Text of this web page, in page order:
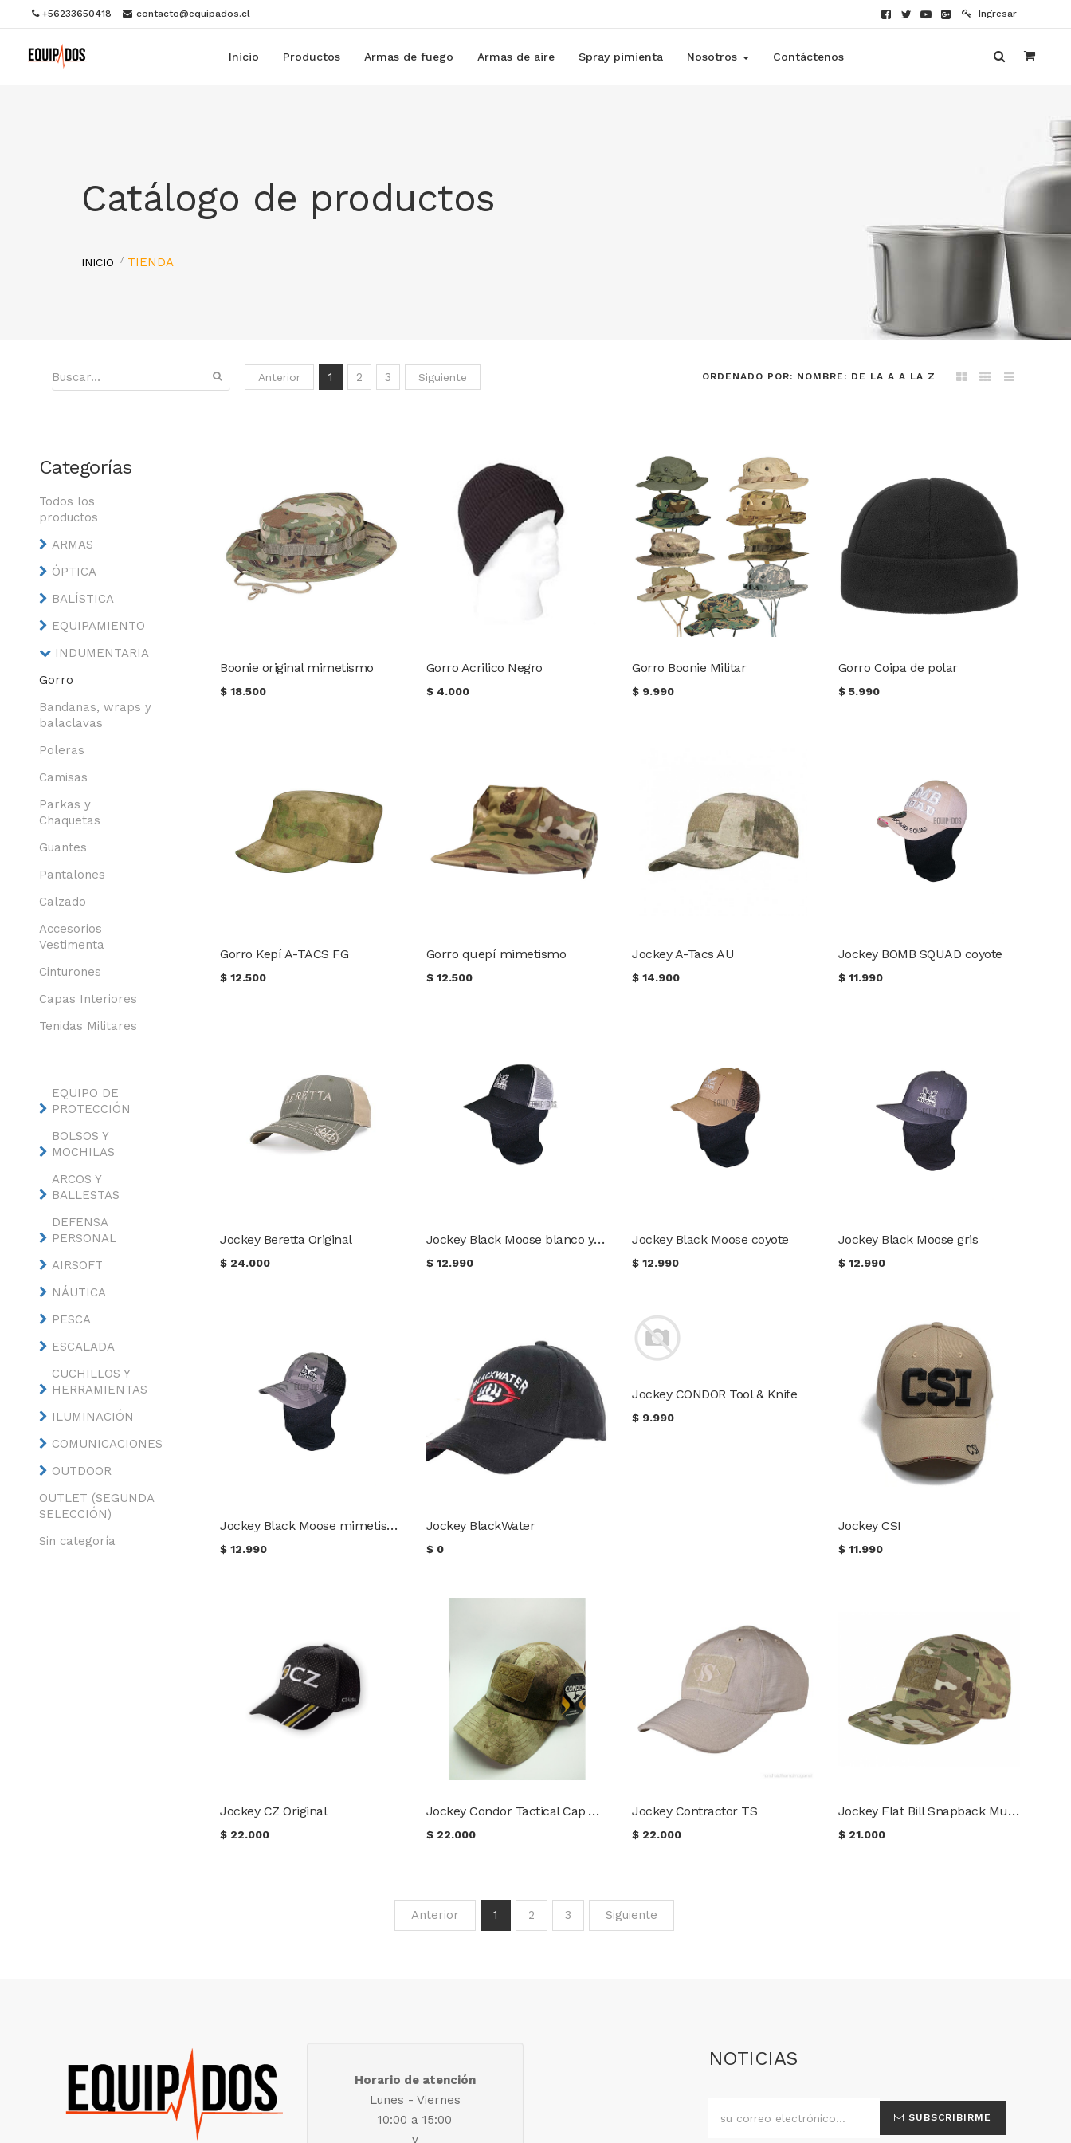
+56233650418 contacto@equipados.cl Ingresar
Inicio Productos Armas de fuego Armas de aire Spray pimienta Nosotros Contáctenos
Catálogo de productos
INICIO TIENDA
Anterior 1 2 3 Siguiente ORDENADO POR: NOMBRE: DE LA A A LA Z
Categorías
Todos los
productos
ARMAS
ÓPTICA
BALÍSTICA
EQUIPAMIENTO
INDUMENTARIA
Gorro
Bandanas, wraps y
balaclavas
Poleras
Camisas
Parkas y
Chaquetas
Guantes
Pantalones
Calzado
Accesorios
Vestimenta
Cinturones
Capas Interiores
Tenidas Militares
EQUIPO DE
PROTECCIÓN
BOLSOS Y
MOCHILAS
ARCOS Y
BALLESTAS
DEFENSA
PERSONAL
AIRSOFT
NÁUTICA
PESCA
ESCALADA
CUCHILLOS Y
HERRAMIENTAS
ILUMINACIÓN
COMUNICACIONES
OUTDOOR
OUTLET (SEGUNDA
SELECCIÓN)
Sin categoría
Boonie original mimetismo
$18.500
Gorro Acrilico Negro
$ 4.000
Gorro Boonie Militar
$ 9.990
Gorro Coipa de polar
$ 5.990
Gorro Kepí A-TACS FG
$12.500
Gorro quepí mimetismo
$ 12.500
Jockey A-Tacs AU
$14.900
Jockey BOMB SQUAD coyote
$ 11.990
Jockey Beretta Original
$ 24.000
Jockey Black Moose blanco y negro
$ 12.990
Jockey Black Moose coyote
$12.990
Jockey Black Moose gris
$ 12.990
Jockey Black Moose mimetismo urbano
$12.990
Jockey BlackWater
$ 0
Jockey CONDOR Tool & Knife
$ 9.990
Jockey CSI
$ 11.990
Jockey CZ Original
$ 22.000
Jockey Condor Tactical Cap A-Tacs AU
$ 22.000
Jockey Contractor TS
$ 22.000
Jockey Flat Bill Snapback Multicam Condor
$ 21.000
Anterior 1 2 3 Siguiente
Horario de atención
Lunes - Viernes
10:00 a 15:00
y
NOTICIAS
SUBSCRIBIRME